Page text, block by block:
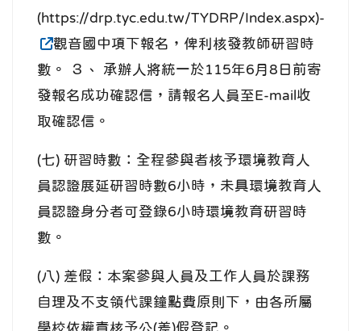
(https://drp.tyc.edu.tw/TYDRP/Index.aspx)-
觀音國中項下報名，俾利核發教師研習時
數。 ３、 承辦人將統一於115年6月8日前寄
發報名成功確認信，請報名人員至E-mail收
取確認信。
(七) 研習時數：全程參與者核予環境教育人
員認證展延研習時數6小時，未具環境教育人
員認證身分者可登錄6小時環境教育研習時
數。
(八) 差假：本案參與人員及工作人員於課務
自理及不支領代課鐘點費原則下，由各所屬
學校依權責核予公(差)假登記。